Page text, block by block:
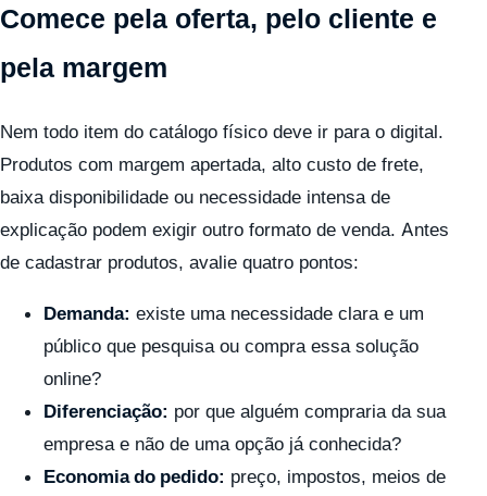
Comece pela oferta, pelo cliente e
pela margem
Nem todo item do catálogo físico deve ir para o digital.
Produtos com margem apertada, alto custo de frete,
baixa disponibilidade ou necessidade intensa de
explicação podem exigir outro formato de venda. Antes
de cadastrar produtos, avalie quatro pontos:
Demanda: existe uma necessidade clara e um
público que pesquisa ou compra essa solução
online?
Diferenciação: por que alguém compraria da sua
empresa e não de uma opção já conhecida?
Economia do pedido: preço, impostos, meios de